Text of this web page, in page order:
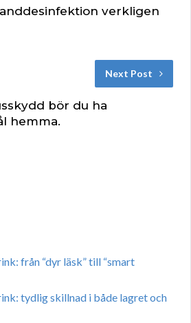
verkligen
Next Post
bör du ha
hemma.
från “dyr läsk” till “smart
tydlig skillnad i både lagret och